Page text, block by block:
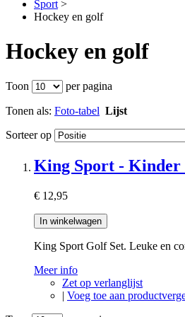
Sport >
Hockey en golf
Hockey en golf
Toon per pagina
Tonen als: Foto-tabel Lijst
Sorteer op
King Sport - Kinder
€ 12,95
In winkelwagen
King Sport Golf Set. Leuke en
Meer info
Zet op verlanglijst
| Voeg toe aan